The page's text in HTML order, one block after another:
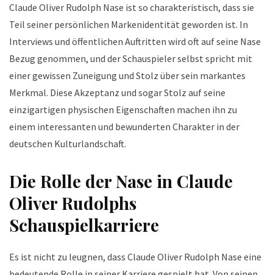
Claude Oliver Rudolph Nase ist so charakteristisch, dass sie
Teil seiner persönlichen Markenidentität geworden ist. In
Interviews und öffentlichen Auftritten wird oft auf seine Nase
Bezug genommen, und der Schauspieler selbst spricht mit
einer gewissen Zuneigung und Stolz über sein markantes
Merkmal. Diese Akzeptanz und sogar Stolz auf seine
einzigartigen physischen Eigenschaften machen ihn zu
einem interessanten und bewunderten Charakter in der
deutschen Kulturlandschaft.
Die Rolle der Nase in Claude
Oliver Rudolphs
Schauspielkarriere
Es ist nicht zu leugnen, dass Claude Oliver Rudolph Nase eine